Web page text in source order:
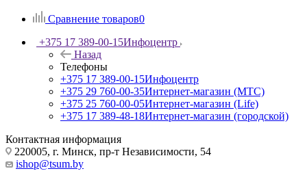
Сравнение товаров0
+375 17 389-00-15Инфоцентр
Назад
Телефоны
+375 17 389-00-15Инфоцентр
+375 29 760-00-35Интернет-магазин (МТС)
+375 25 760-00-05Интернет-магазин (Life)
+375 17 389-48-18Интернет-магазин (городской)
Контактная информация
220005, г. Минск, пр-т Независимости, 54
ishop@tsum.by